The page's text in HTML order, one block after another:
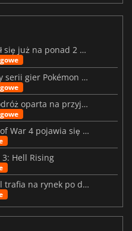
Resident Evil: Veronica znalazł się już na ponad 2 milionach list życzeń
Beast of Reincarnation: twórcy serii gier Pokémon wkraczają na nową ścieżkę
Big Walk już w sprzedaży – podróż oparta na przyjaźni
W Warhammer 40,000: Dawn of War 4 pojawia się frakcja Nekronów
3: Hell Rising
Forsaken Realms: Vahrin’s Call trafia na rynek po dziesięciu latach prac